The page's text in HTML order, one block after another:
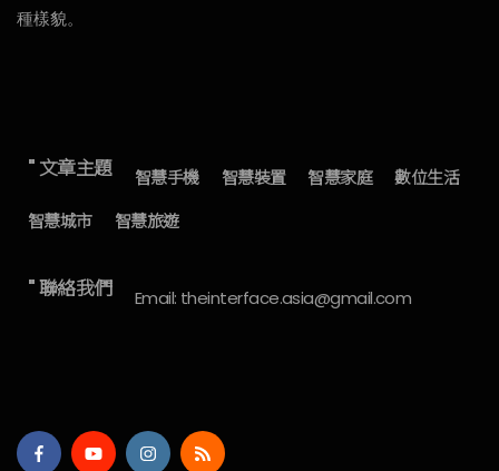
種樣貌。
" 文章主題 智慧手機 智慧裝置 智慧家庭
數位生活
智慧城市
智慧旅遊
" 聯絡我們 Email: theinterface.asia@gmail.com